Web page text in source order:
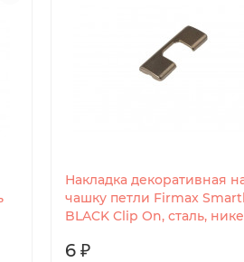
Накладка декоративная
чашку петли Firmax
BLACK Clip On, сталь,
6 ₽